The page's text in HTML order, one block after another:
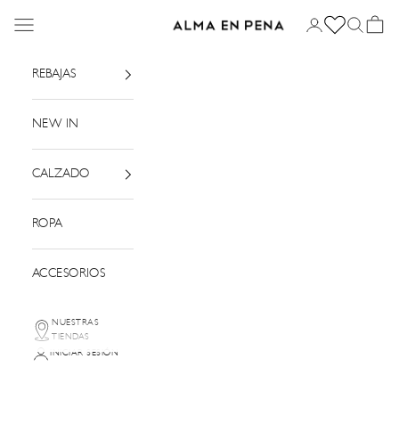
Alma en Pena
Menú Iniciar sesión
Buscar
Cesta
REBAJAS
NEW IN
CALZADO
ROPA
ACCESORIOS
NUESTRAS
TIENDAS
INICIAR SESIÓN